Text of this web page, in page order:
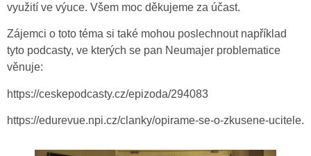
využití ve výuce. Všem moc děkujeme za účast.
Zájemci o toto téma si také mohou poslechnout například
tyto podcasty, ve kterých se pan Neumajer problematice
věnuje:
https://ceskepodcasty.cz/epizoda/294083
https://edurevue.npi.cz/clanky/opirame-se-o-zkusene-ucitele.